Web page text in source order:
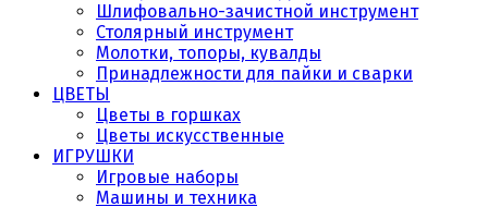
Шлифовально-зачистной инструмент
Столярный инструмент
Молотки, топоры, кувалды
Принадлежности для пайки и сварки
ЦВЕТЫ
Цветы в горшках
Цветы искусственные
ИГРУШКИ
Игровые наборы
Машины и техника